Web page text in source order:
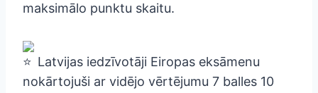
maksimālo punktu skaitu.
Latvijas iedzīvotāji Eiropas eksāmenu
nokārtojuši ar vidējo vērtējumu 7 balles 10